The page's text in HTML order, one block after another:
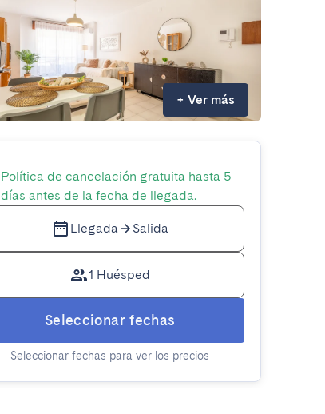
+ Ver más
Política de cancelación gratuita hasta 5
días antes de la fecha de llegada.
Llegada Salida
1 Huésped
Seleccionar fechas
Seleccionar fechas para ver los precios